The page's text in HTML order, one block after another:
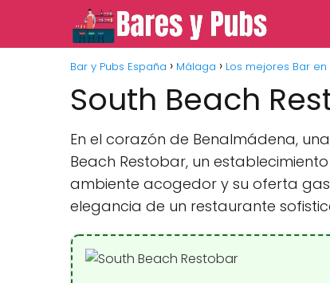
Bar y Pubs España Málaga Los mejores Bar
South Beach
En el corazón de Benalmádena,
Beach Restobar, un
ambiente acogedor y su oferta
elegancia de un restaurante